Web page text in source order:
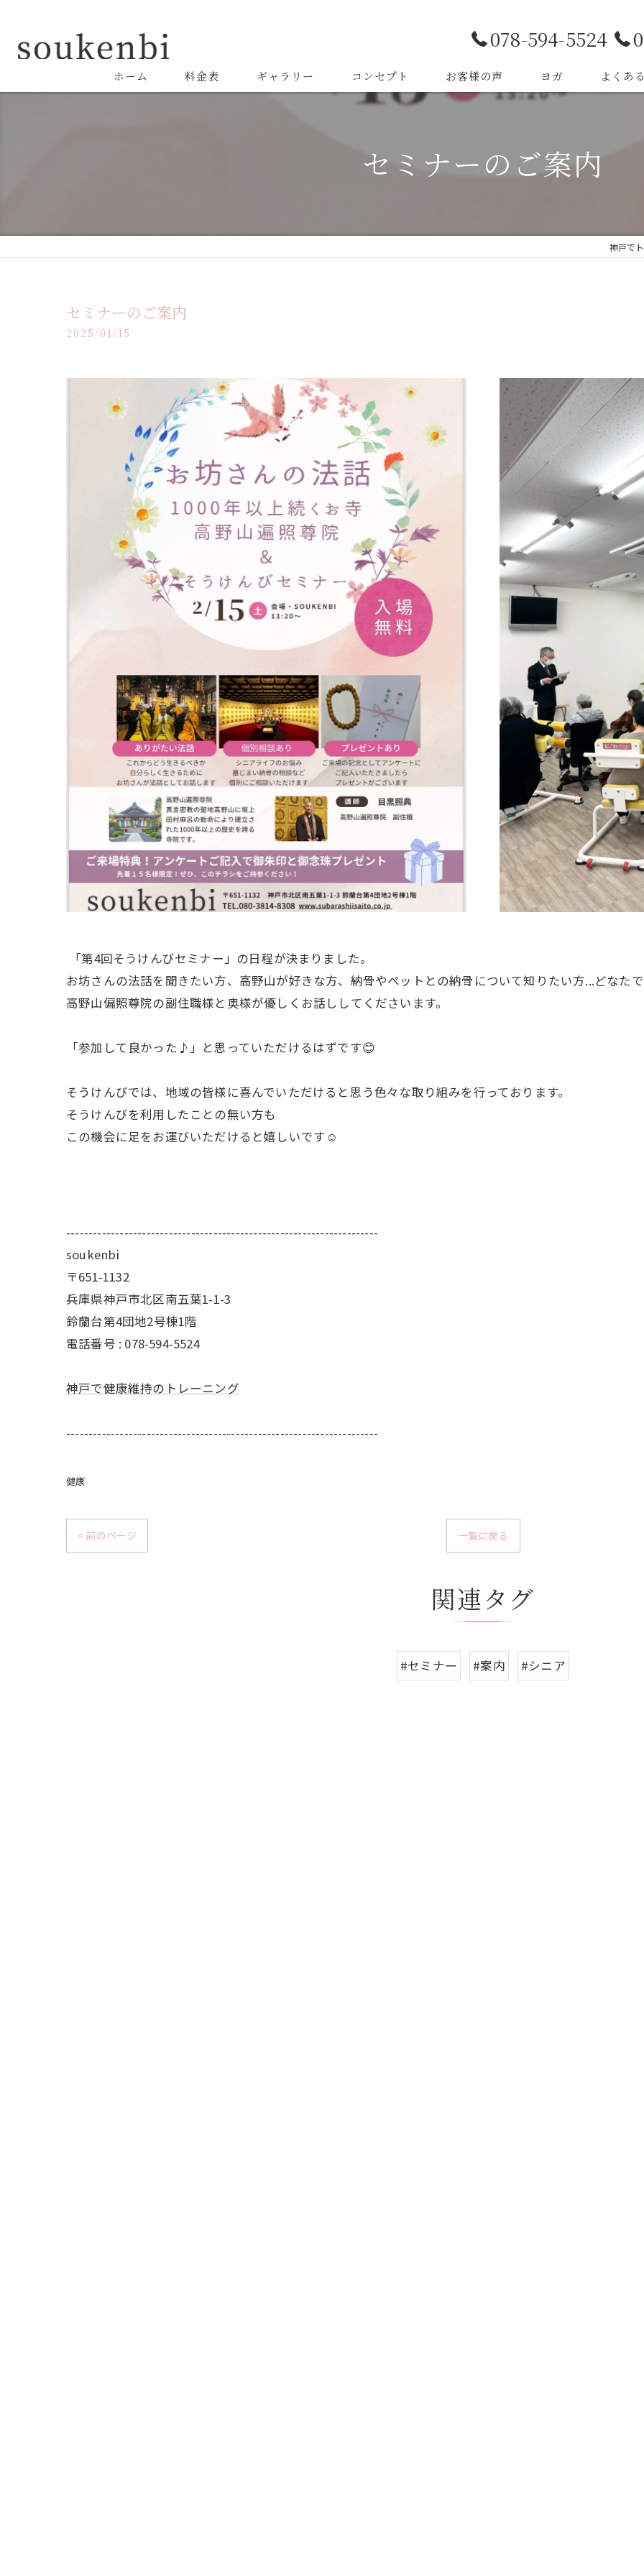
078-594-5524
ホーム 料金表 ギャラリー コンセプト お客様の声 ヨガ よくあ
セミナーのご案内
神戸で
セミナーのご案内
2025/01/15
「第4回そうけんびセミナー」の日程が決まりました。
お坊さんの法話を聞きたい方、高野山が好きな方、納骨やペットとの納骨について知りたい方...どなた
高野山偏照尊院の副住職様と奥様が優しくお話ししてくださいます。
「参加して良かった♪」と思っていただけるはずです😊
そうけんびでは、地域の皆様に喜んでいただけると思う色々な取り組みを行っております。
そうけんびを利用したことの無い方も
この機会に足をお運びいただけると嬉しいです☺️
----------------------------------------------------------------------
soukenbi
〒651-1132
兵庫県神戸市北区南五葉1-1-3
鈴蘭台第4団地2号棟1階
電話番号 : 078-594-5524
神戸で健康維持のトレーニング
----------------------------------------------------------------------
健康
< 前のページ 一覧に戻る
関連タグ
#セミナー #案内 #シニア